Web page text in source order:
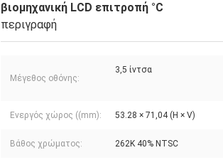
βιομηχανική LCD επιτροπή °C
περιγραφή
Μέγεθος οθόνης:
3,5 ίντσα
Ενεργός χώρος ((mm): 53.28 × 71,04 (H × V)
Βάθος χρώματος: 262K 40% NTSC